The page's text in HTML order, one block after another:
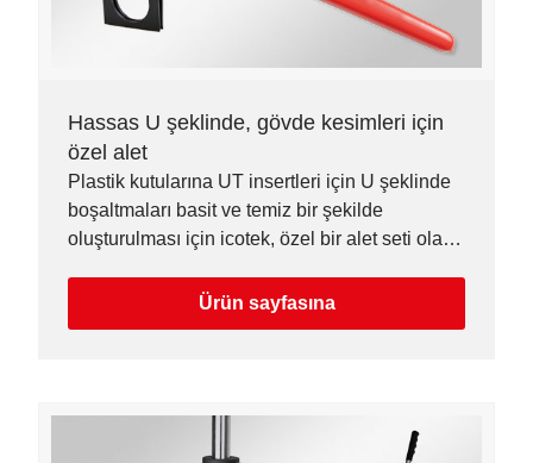
Hassas U şeklinde, gövde kesimleri için
özel alet
Plastik kutularına UT insertleri için U şeklinde
boşaltmaları basit ve temiz bir şekilde
oluşturulması için icotek, özel bir alet seti olan
Ürün sayfasına